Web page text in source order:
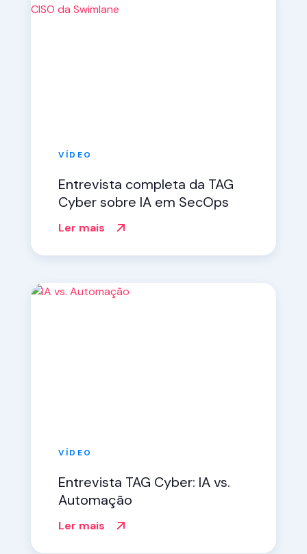
VÍDEO
Entrevista completa da TAG
Cyber sobre IA em SecOps
Ler mais
VÍDEO
Entrevista TAG Cyber: IA vs.
Automação
Ler mais